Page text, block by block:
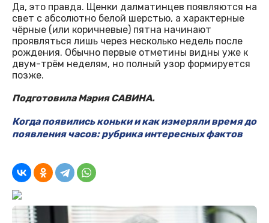
Да, это правда. Щенки далматинцев появляются на
свет с абсолютно белой шерстью, а характерные
чёрные (или коричневые) пятна начинают
проявляться лишь через несколько недель после
рождения. Обычно первые отметины видны уже к
двум-трём неделям, но полный узор формируется
позже.
Подготовила Мария САВИНА.
Когда появились коньки и как измеряли время до
появления часов: рубрика интересных фактов